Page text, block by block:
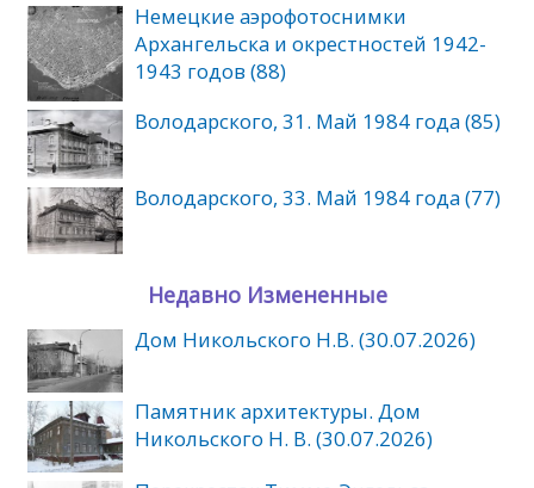
Немецкие аэрофотоснимки
Архангельска и окрестностей 1942-
1943 годов (88)
Володарского, 31. Май 1984 года (85)
Володарского, 33. Май 1984 года (77)
Недавно Измененные
Дом Никольского Н.В. (30.07.2026)
Памятник архитектуры. Дом
Никольского Н. В. (30.07.2026)